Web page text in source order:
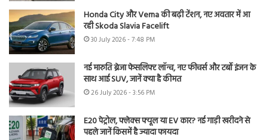
Honda City और Verna की बढ़ी टेंशन, नए अवतार में आ
रही Skoda Slavia Facelift
30 July 2026 - 7:48 PM
नई मारुति ब्रेजा फेसलिफ्ट लॉन्च, नए फीचर्स और टर्बो इंजन के
साथ आई SUV, जानें क्या है कीमत
26 July 2026 - 3:56 PM
E20 पेट्रोल, फ्लेक्स फ्यूल या EV कार? नई गाड़ी खरीदने से
पहले जानें किसमें है ज्यादा फायदा